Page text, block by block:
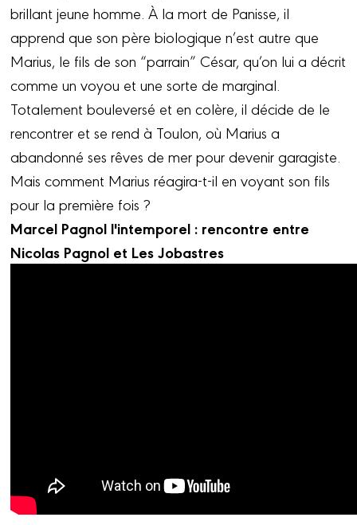
brillant jeune homme. À la mort de Panisse, il
apprend que son père biologique n’est autre que
Marius, le fils de son “parrain” César, qu’on lui a décrit
comme un voyou et une sorte de marginal.
Totalement bouleversé et en colère, il décide de le
rencontrer et se rend à Toulon, où Marius a
abandonné ses rêves de mer pour devenir garagiste.
Mais comment Marius réagira-t-il en voyant son fils
pour la première fois ?
Marcel Pagnol l'intemporel : rencontre entre
Nicolas Pagnol et Les Jobastres